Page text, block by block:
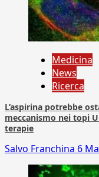
Medicina
News
Ricerca
L’aspirina potrebbe
meccanismo nei topi
terapie
Salvo Franchina 6